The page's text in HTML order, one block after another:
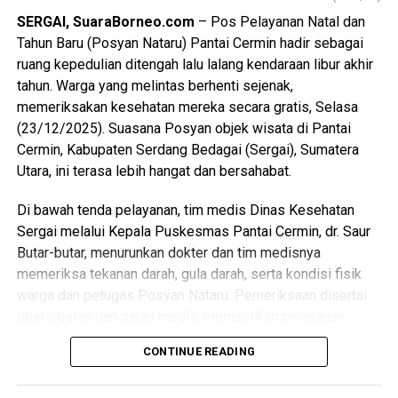
tingkat lokal.
Dengan diresmikannya SPPG Lubuk Bayas, diharapkan
program pemenuhan gizi di wilayah Kecamatan
Perbaungan dapat berjalan lebih optimal serta memberikan
dampak nyata terhadap peningkatan kualitas hidup
masyarakat Kabupaten Serdang Bedagai. (Ynr)
Bagikan ke
WhatsApp 0 Facebook 0
SERGAI, SuaraBorneo.com – Pos Pelayanan Natal dan
Tahun Baru (Posyan Nataru) Pantai Cermin hadir sebagai
ruang kepedulian ditengah lalu lalang kendaraan libur akhir
tahun. Warga yang melintas berhenti sejenak,
memeriksakan kesehatan mereka secara gratis, Selasa
(23/12/2025). Suasana Posyan objek wisata di Pantai
Cermin, Kabupaten Serdang Bedagai (Sergai), Sumatera
Utara, ini terasa lebih hangat dan bersahabat.
Di bawah tenda pelayanan, tim medis Dinas Kesehatan
Sergai melalui Kepala Puskesmas Pantai Cermin, dr. Saur
Butar-butar, menurunkan dokter dan tim medisnya
memeriksa tekanan darah, gula darah, serta kondisi fisik
warga dan petugas Posyan Nataru. Pemeriksaan disertai
berjalan optimal sebagai bagian dari dukungan Operasi
CONTINUE READING